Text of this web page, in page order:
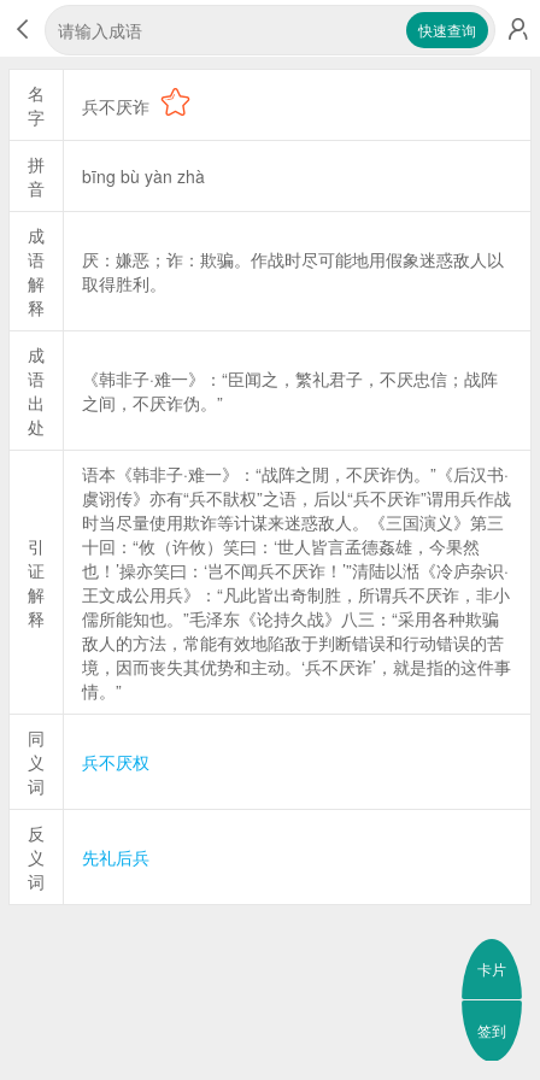
快速查询
名
字
兵不厌诈
拼
音
bīng bù yàn zhà
成
语
解
释
厌：嫌恶；诈：欺骗。作战时尽可能地用假象迷惑敌人以
取得胜利。
成
语
出
处
《韩非子·难一》：“臣闻之，繁礼君子，不厌忠信；战阵
之间，不厌诈伪。”
引
证
解
释
语本《韩非子·难一》：“战阵之閒，不厌诈伪。”《后汉书·
虞诩传》亦有“兵不猒权”之语，后以“兵不厌诈”谓用兵作战
时当尽量使用欺诈等计谋来迷惑敌人。《三国演义》第三
十回：“攸（许攸）笑曰：‘世人皆言孟德姦雄，今果然
也！’操亦笑曰：‘岂不闻兵不厌诈！’”清陆以湉《冷庐杂识·
王文成公用兵》：“凡此皆出奇制胜，所谓兵不厌诈，非小
儒所能知也。”毛泽东《论持久战》八三：“采用各种欺骗
敌人的方法，常能有效地陷敌于判断错误和行动错误的苦
境，因而丧失其优势和主动。‘兵不厌诈’，就是指的这件事
情。”
同
义
词
兵不厌权
反
义
词
先礼后兵
卡片
签到